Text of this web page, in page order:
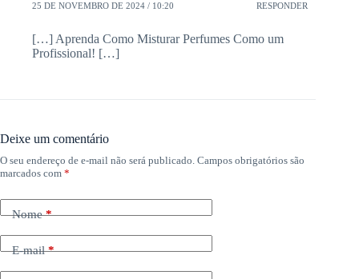
25 DE NOVEMBRO DE 2024 / 10:20 RESPONDER
[…] Aprenda Como Misturar Perfumes Como um
Profissional! […]
Deixe um comentário
O seu endereço de e-mail não será publicado. Campos obrigatórios são
marcados com *
Nome*
E-mail*